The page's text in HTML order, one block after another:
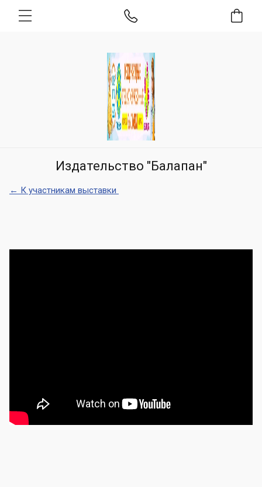
Издательство "Балапан"
← К участникам выставки